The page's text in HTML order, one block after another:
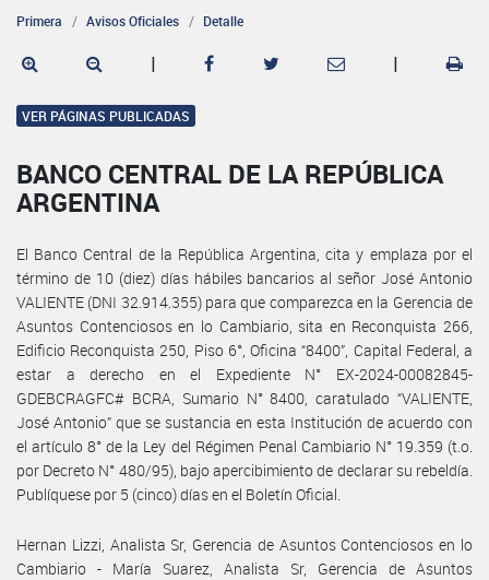
Primera Avisos Oficiales Detalle
| |
VER PÁGINAS PUBLICADAS
BANCO CENTRAL DE LA REPÚBLICA
ARGENTINA
El Banco Central de la República Argentina, cita y emplaza por el
término de 10 (diez) días hábiles bancarios al señor José Antonio
VALIENTE (DNI 32.914.355) para que comparezca en la Gerencia de
Asuntos Contenciosos en lo Cambiario, sita en Reconquista 266,
Edificio Reconquista 250, Piso 6°, Oficina “8400”, Capital Federal, a
estar a derecho en el Expediente N° EX-2024-00082845-
GDEBCRAGFC# BCRA, Sumario N° 8400, caratulado “VALIENTE,
José Antonio” que se sustancia en esta Institución de acuerdo con
el artículo 8° de la Ley del Régimen Penal Cambiario N° 19.359 (t.o.
por Decreto N° 480/95), bajo apercibimiento de declarar su rebeldía.
Publíquese por 5 (cinco) días en el Boletín Oficial.
Hernan Lizzi, Analista Sr, Gerencia de Asuntos Contenciosos en lo
Cambiario - María Suarez, Analista Sr, Gerencia de Asuntos